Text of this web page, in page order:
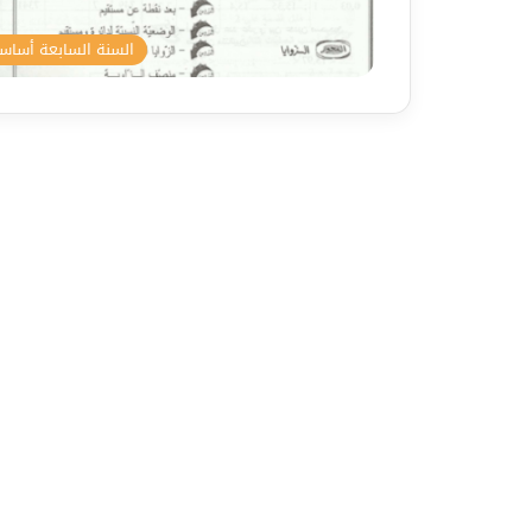
السنة السابعة